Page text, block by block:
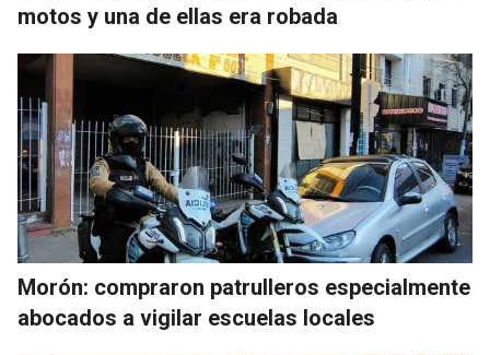
motos y una de ellas era robada
Morón: compraron patrulleros especialmente
abocados a vigilar escuelas locales